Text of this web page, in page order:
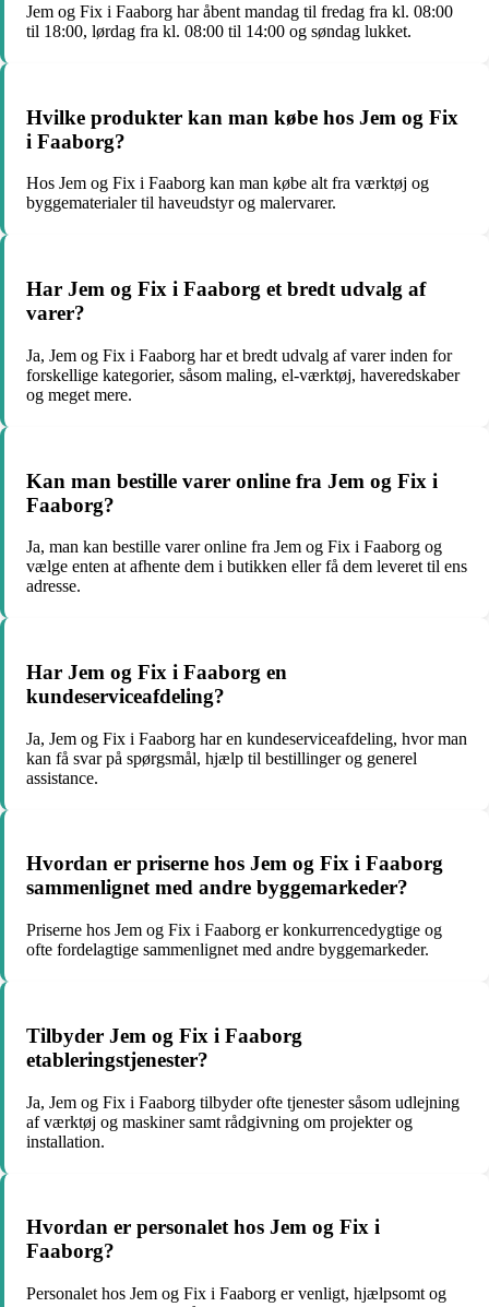
Jem og Fix i Faaborg har åbent mandag til fredag fra kl. 08:00
til 18:00, lørdag fra kl. 08:00 til 14:00 og søndag lukket.
Hvilke produkter kan man købe hos Jem og Fix
i Faaborg?
Hos Jem og Fix i Faaborg kan man købe alt fra værktøj og
byggematerialer til haveudstyr og malervarer.
Har Jem og Fix i Faaborg et bredt udvalg af
varer?
Ja, Jem og Fix i Faaborg har et bredt udvalg af varer inden for
forskellige kategorier, såsom maling, el-værktøj, haveredskaber
og meget mere.
Kan man bestille varer online fra Jem og Fix i
Faaborg?
Ja, man kan bestille varer online fra Jem og Fix i Faaborg og
vælge enten at afhente dem i butikken eller få dem leveret til ens
adresse.
Har Jem og Fix i Faaborg en
kundeserviceafdeling?
Ja, Jem og Fix i Faaborg har en kundeserviceafdeling, hvor man
kan få svar på spørgsmål, hjælp til bestillinger og generel
assistance.
Hvordan er priserne hos Jem og Fix i Faaborg
sammenlignet med andre byggemarkeder?
Priserne hos Jem og Fix i Faaborg er konkurrencedygtige og
ofte fordelagtige sammenlignet med andre byggemarkeder.
Tilbyder Jem og Fix i Faaborg
etableringstjenester?
Ja, Jem og Fix i Faaborg tilbyder ofte tjenester såsom udlejning
af værktøj og maskiner samt rådgivning om projekter og
installation.
Hvordan er personalet hos Jem og Fix i
Faaborg?
Personalet hos Jem og Fix i Faaborg er venligt, hjælpsomt og